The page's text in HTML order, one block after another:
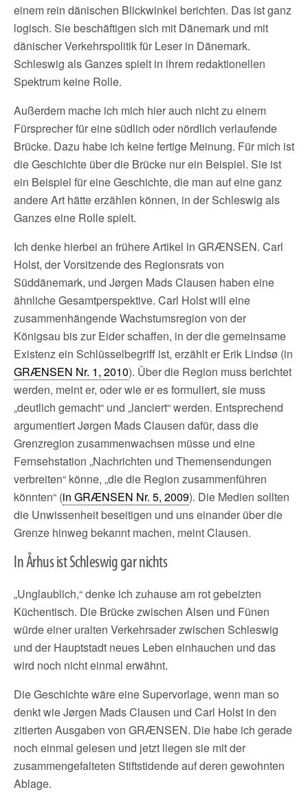
einem rein dänischen Blickwinkel berichten. Das ist ganz
logisch. Sie beschäftigen sich mit Dänemark und mit
dänischer Verkehrspolitik für Leser in Dänemark.
Schleswig als Ganzes spielt in ihrem redaktionellen
Spektrum keine Rolle.
Außerdem mache ich mich hier auch nicht zu einem
Fürsprecher für eine südlich oder nördlich verlaufende
Brücke. Dazu habe ich keine fertige Meinung. Für mich ist
die Geschichte über die Brücke nur ein Beispiel. Sie ist
ein Beispiel für eine Geschichte, die man auf eine ganz
andere Art hätte erzählen können, in der Schleswig als
Ganzes eine Rolle spielt.
Ich denke hierbei an frühere Artikel in GRÆNSEN. Carl
Holst, der Vorsitzende des Regionsrats von
Süddänemark, und Jørgen Mads Clausen haben eine
ähnliche Gesamtperspektive. Carl Holst will eine
zusammenhängende Wachstumsregion von der
Königsau bis zur Eider schaffen, in der die gemeinsame
Existenz ein Schlüsselbegriff ist, erzählt er Erik Lindsø (in
GRÆNSEN Nr. 1, 2010). Über die Region muss berichtet
werden, meint er, oder wie er es formuliert, sie muss
„deutlich gemacht“ und „lanciert“ werden. Entsprechend
argumentiert Jørgen Mads Clausen dafür, dass die
Grenzregion zusammenwachsen müsse und eine
Fernsehstation „Nachrichten und Themensendungen
verbreiten“ könne, „die die Region zusammenführen
könnten“ (in GRÆNSEN Nr. 5, 2009). Die Medien sollten
die Unwissenheit beseitigen und uns einander über die
Grenze hinweg bekannt machen, meint Clausen.
In Århus ist Schleswig gar nichts
„Unglaublich,“ denke ich zuhause am rot gebeizten
Küchentisch. Die Brücke zwischen Alsen und Fünen
würde einer uralten Verkehrsader zwischen Schleswig
und der Hauptstadt neues Leben einhauchen und das
wird noch nicht einmal erwähnt.
Die Geschichte wäre eine Supervorlage, wenn man so
denkt wie Jørgen Mads Clausen und Carl Holst in den
zitierten Ausgaben von GRÆNSEN. Die habe ich gerade
noch einmal gelesen und jetzt liegen sie mit der
zusammengefalteten Stiftstidende auf deren gewohnten
Ablage.